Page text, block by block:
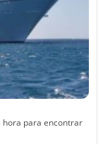
hora para encontrar